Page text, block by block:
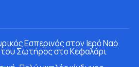
Εσπερινός στον Ιερό Ναό
Σωτήρος στο Κεφαλάρι